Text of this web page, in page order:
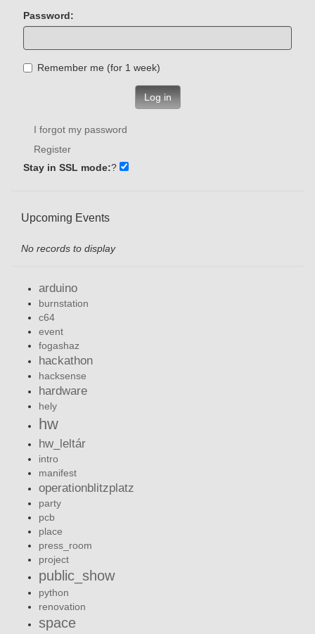
Password:
Remember me (for 1 week)
Log in
I forgot my password
Register
Stay in SSL mode:?
Upcoming Events
No records to display
arduino
burnstation
c64
event
fogashaz
hackathon
hacksense
hardware
hely
hw
hw_leltár
intro
manifest
operationblitzplatz
party
pcb
place
press_room
project
public_show
python
renovation
space